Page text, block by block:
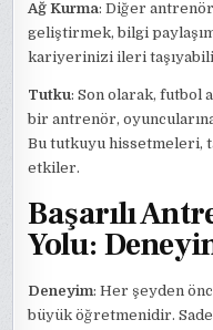
Ağ Kurma: Diğer
geliştirmek, bilgi
kariyerinizi ileri
Tutku: Son olarak, futbol
bir antrenör,
Bu tutkuyu hissetmeleri,
etkiler.
Başarılı
Yolu:
Deneyim: Her şeyden
büyük öğretmenidir.